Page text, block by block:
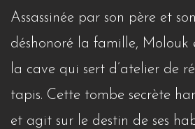
Assassinée par son père et
déshonoré la famille, Molouk
la cave qui sert d’atelier de
tapis. Cette tombe secrète
et agit sur le destin de ses